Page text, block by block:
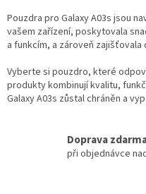
Pouzdra pro Galaxy A03s jsou
vašem zařízení, poskytovala
a funkcím, a zároveň
Vyberte si pouzdro, které
produkty kombinují kvalitu,
Galaxy A03s zůstal chráněn a
Doprava
při objednávce